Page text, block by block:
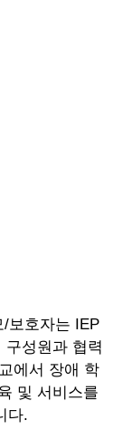
/보호자는 IEP
성원과 협력
에서 장애 학
및 서비스를
다.